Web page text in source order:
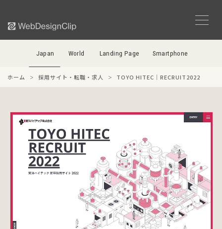
Japan World Landing Page Smartphone
ホーム 採用サイト・転職・求人 TOYO HITEC｜RECRUIT2022